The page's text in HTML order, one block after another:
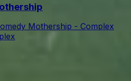
Mothership - Complex